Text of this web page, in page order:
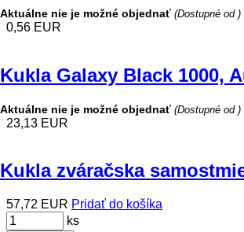
Aktuálne nie je možné objednať (Dostupné od )
0,56 EUR
Kukla Galaxy Black 1000,
Aktuálne nie je možné objednať (Dostupné od )
23,13 EUR
Kukla zváračska
57,72 EUR Pridať do košíka
ks